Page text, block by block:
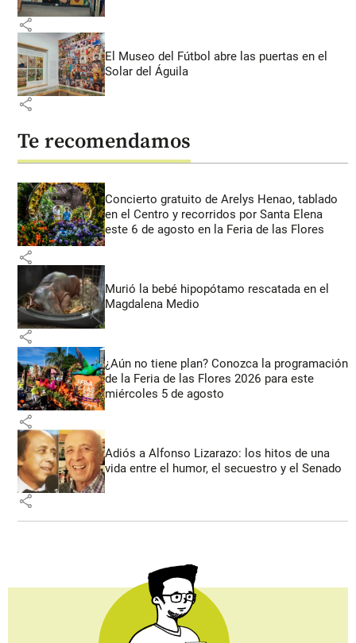
share
El Museo del Fútbol abre las puertas en el
Solar del Águila
share
Te recomendamos
Concierto gratuito de Arelys Henao, tablado
en el Centro y recorridos por Santa Elena
este 6 de agosto en la Feria de las Flores
share
Murió la bebé hipopótamo rescatada en el
Magdalena Medio
share
¿Aún no tiene plan? Conozca la programación
de la Feria de las Flores 2026 para este
miércoles 5 de agosto
share
Adiós a Alfonso Lizarazo: los hitos de una
vida entre el humor, el secuestro y el Senado
share